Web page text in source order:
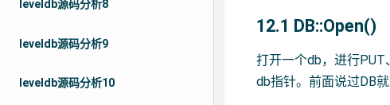
leveldb源码分析8
leveldb源码分析9
leveldb源码分析10
12.1 DB::Open()
打开一个db，进行PUT
db指针。前面说过DB